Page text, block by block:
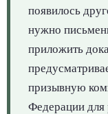
появилось
нужно
приложить
призывную
Федерации для